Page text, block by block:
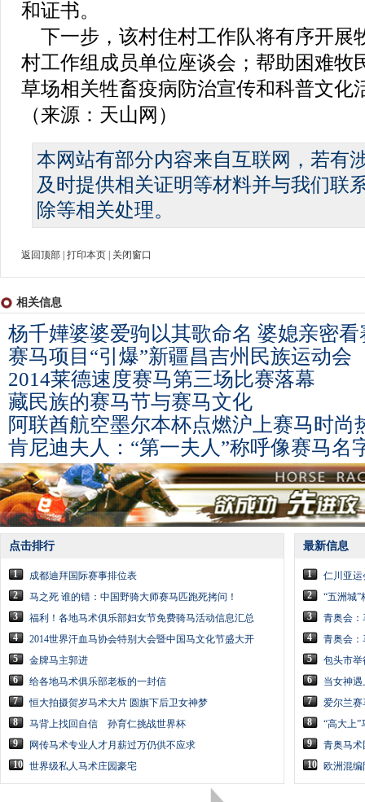
和证书。
下一步，该村住村工作队将有序开展
村工作组成员单位座谈会；帮助困难牧
草场相关牲畜疫病防治宣传和科普文化
（来源：天山网）
本网站有部分内容来自互联网，若有
及时提供相关证明等材料并与我们联
除等相关处理。
返回顶部 打印本页 关闭窗口
相关信息
杨千嬅婆婆爱驹以其歌命名 婆媳亲密看
赛马项目“引爆”新疆昌吉州民族运动会
2014莱德速度赛马第三场比赛落幕
藏民族的赛马节与赛马文化
阿联酋航空墨尔本杯点燃沪上赛马时尚
肯尼迪夫人：“第一夫人”称呼像赛马名
点击排行
1
成都迪拜国际赛事排位表
2
马之死 谁的错：中国野骑大师赛马匹跑死拷问！
3
福利！各地马术俱乐部妇女节免费骑马活动信息汇总
4
2014世界汗血马协会特别大会暨中国马文化节盛大开
5
金牌马主郭进
6
给各地马术俱乐部老板的一封信
7
恒大拍摄贺岁马术大片 圆旗下后卫女神梦
8
马背上找回自信 孙育仁挑战世界杯
9
网传马术专业人才月薪过万仍供不应求
10 世界级私人马术庄园豪宅
最新信息
1
仁川亚
2
“五洲城”
3
青奥会：
4
青奥会：
5
包头市举
6
当女神
7
爱尔兰赛
8
“高大上”
9
青奥马术
10
欧洲混